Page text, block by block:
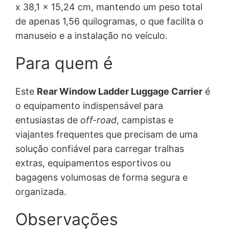
x 38,1 x 15,24 cm, mantendo um peso total
de apenas 1,56 quilogramas, o que facilita o
manuseio e a instalação no veículo.
Para quem é
Este Rear Window Ladder Luggage Carrier é
o equipamento indispensável para
entusiastas de off-road, campistas e
viajantes frequentes que precisam de uma
solução confiável para carregar tralhas
extras, equipamentos esportivos ou
bagagens volumosas de forma segura e
organizada.
Observações